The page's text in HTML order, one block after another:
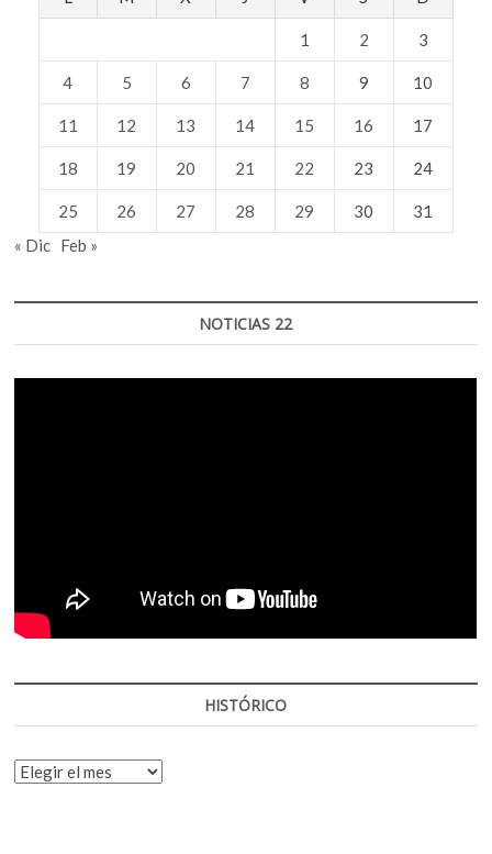
1 2 3
4 5 6 7 8 9 10
11 12 13 14 15 16 17
18 19 20 21 22 23 24
25 26 27 28 29 30
31
« Dic Feb »
NOTICIAS 22
HISTÓRICO
HISTÓRICO